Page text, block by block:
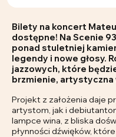
Bilety na koncert
dostępne! Na Scenie
ponad stuletniej
legendy i nowe głosy.
jazzowych, które
brzmienie,
Projekt z założenia daje
artystom, jak i
lampce wina, z bliska
płynności dźwięków,